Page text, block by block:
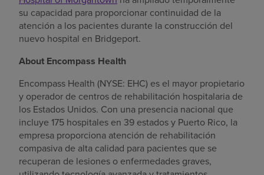
su capacidad para proporcionar continuidad de la
atención a los pacientes durante la construcción del
nuevo hospital en Bridgeport.
About Encompass Health
Encompass Health (NYSE: EHC) es el mayor propietario
y operador de centros de rehabilitación hospitalaria de
los Estados Unidos. Con una presencia nacional que
incluye 175 hospitales en 39 estados y Puerto Rico, la
empresa proporciona atención de rehabilitación
compasiva de alta calidad para pacientes que se
recuperan de lesiones o enfermedades graves,